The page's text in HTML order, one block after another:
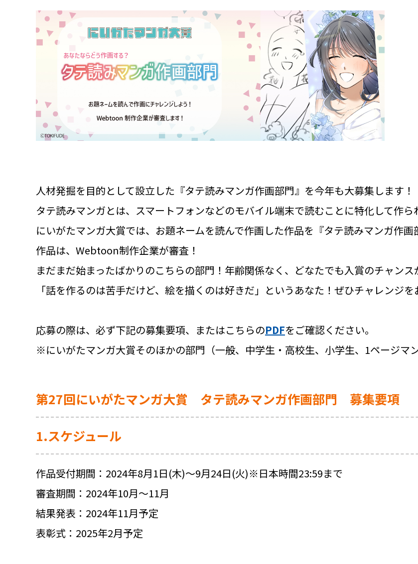
人材発掘を目的として設立した『タテ読みマンガ作画部門』を今年も大募集します！
タテ読みマンガとは、スマートフォンなどのモバイル端末で読むことに特化して作ら
にいがたマンガ大賞では、お題ネームを読んで作画した作品を『タテ読みマンガ作画
作品は、Webtoon制作企業が審査！
まだまだ始まったばかりのこちらの部門！年齢関係なく、どなたでも入賞のチャンス
「話を作るのは苦手だけど、絵を描くのは好きだ」というあなた！ぜひチャレンジを
応募の際は、必ず下記の募集要項、またはこちらのPDFをご確認ください。
※にいがたマンガ大賞そのほかの部門（一般、中学生・高校生、小学生、1ページマ
第27回にいがたマンガ大賞 タテ読みマンガ作画部門 募集要項
1.スケジュール
作品受付期間：2024年8月1日(木)～9月24日(火)※日本時間23:59まで
審査期間：2024年10月～11月
結果発表：2024年11月予定
表彰式：2025年2月予定